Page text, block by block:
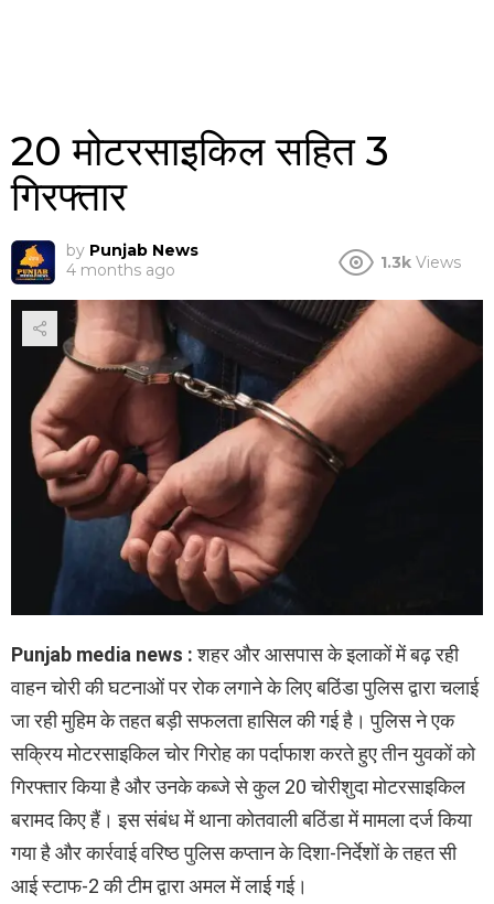
20 मोटरसाइकिल सहित 3
गिरफ्तार
by Punjab News
4 months ago
1.3k Views
Punjab media news :शहर और आसपास के इलाकों में बढ़ रही
वाहन चोरी की घटनाओं पर रोक लगाने के लिए बठिंडा पुलिस द्वारा चलाई
जा रही मुहिम के तहत बड़ी सफलता हासिल की गई है। पुलिस ने एक
सक्रिय मोटरसाइकिल चोर गिरोह का पर्दाफाश करते हुए तीन युवकों को
गिरफ्तार किया है और उनके कब्जे से कुल 20 चोरीशुदा मोटरसाइकिल
बरामद किए हैं। इस संबंध में थाना कोतवाली बठिंडा में मामला दर्ज किया
गया है और कार्रवाई वरिष्ठ पुलिस कप्तान के दिशा-निर्देशों के तहत सी
आई स्टाफ-2 की टीम द्वारा अमल में लाई गई।